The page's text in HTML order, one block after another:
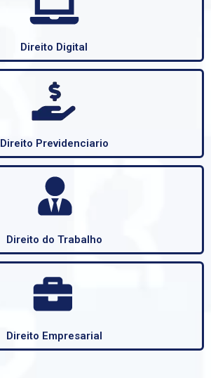
Direito Digital
Direito Previdenciario
Direito do Trabalho
Direito Empresarial